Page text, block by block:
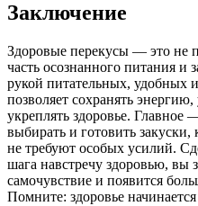
Заключение
Здоровые перекусы — это не
часть осознанного питания и
рукой питательных, удобных
позволяет сохранять
укреплять здоровье. Главное
выбирать и готовить закуски,
не требуют особых усилий.
шага навстречу здоровью, вы
самочувствие и появится
Помните: здоровье